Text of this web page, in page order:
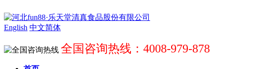
English 中文简体
全国咨询热线：4008-979-878